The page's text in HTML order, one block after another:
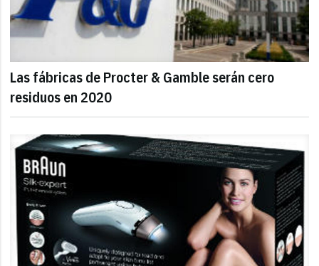
Las fábricas de Procter & Gamble serán cero
residuos en 2020